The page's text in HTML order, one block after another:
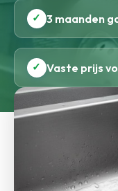
✓ 3 maanden
✓ Vaste prijs